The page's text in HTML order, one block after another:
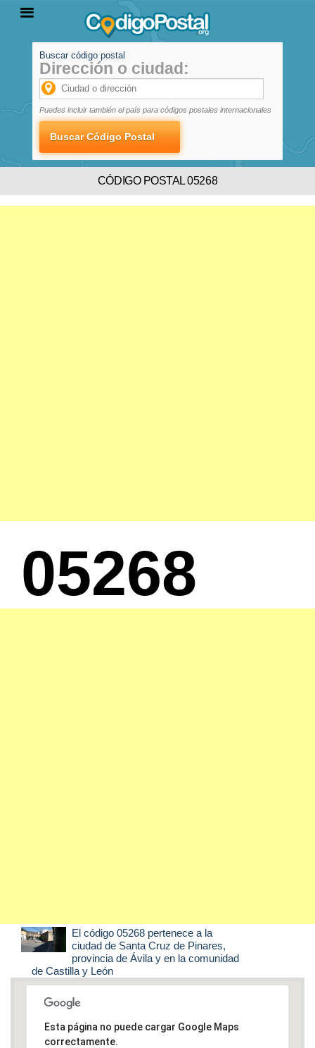
PROVINCIAS
LOCALIDADES
Buscar código postal
Dirección o ciudad:
Puedes incluir también el país para códigos postales internacionales
CÓDIGO POSTAL 05268
05268
El código 05268 pertenece a la
ciudad de Santa Cruz de Pinares,
provincia de Ávila y en la comunidad
de Castilla y León
Esta página no puede cargar Google Maps
correctamente.